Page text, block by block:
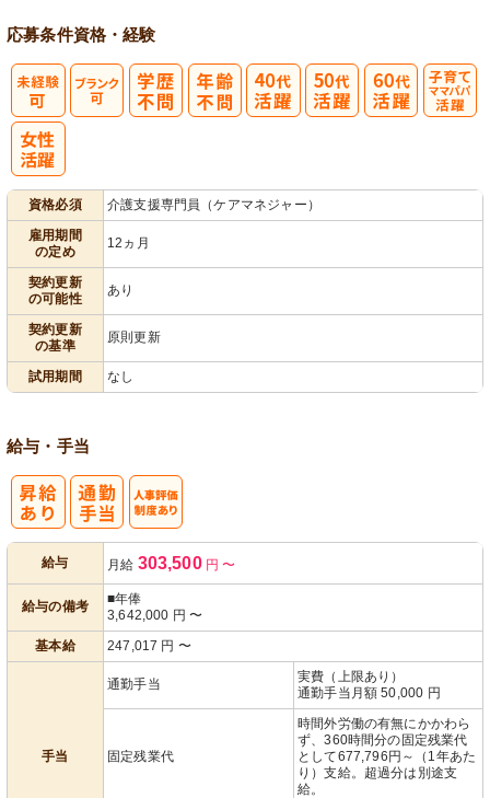
応募条件資格・経験
資格必須
介護支援専門員（ケアマネジャー）
雇用期間
の定め
12ヵ月
契約更新
の可能性
あり
契約更新
の基準
原則更新
試用期間 なし
給与・手当
給与 月給 303,500円〜
給与の備考
■年俸
3,642,000 円〜
基本給
247,017 円 〜
手当
通勤手当
実費（上限あり）
通勤手当月額 50,000 円
固定残業代
時間外労働の有無にかかわら
ず、360時間分の固定残業代
として677,796円～（1年あた
り）支給。超過分は別途支
給。